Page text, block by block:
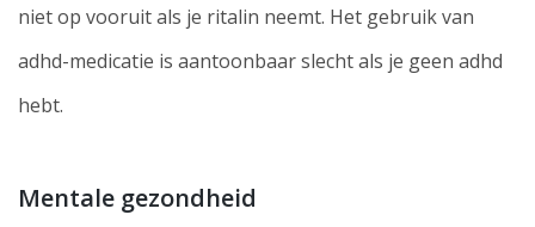
niet op vooruit als je ritalin neemt. Het gebruik van
adhd-medicatie is aantoonbaar slecht als je geen adhd
hebt.
Mentale gezondheid